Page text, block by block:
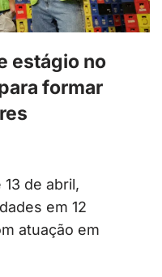
estágio no
formar
de abril,
em 12
atuação em